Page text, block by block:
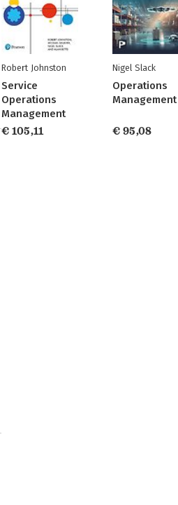
Robert Johnston
Service
Operations
Management
€ 105,11
Nigel Slack
Operations
Management
€ 95,08